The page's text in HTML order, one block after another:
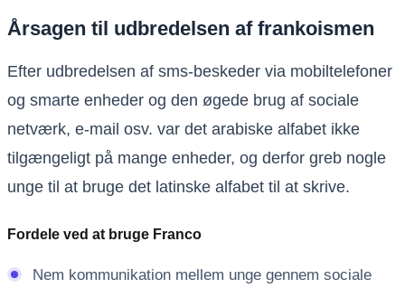
Årsagen til udbredelsen af ​​frankoismen
Efter udbredelsen af ​​sms-beskeder via mobiltelefoner
og smarte enheder og den øgede brug af sociale
netværk, e-mail osv. var det arabiske alfabet ikke
tilgængeligt på mange enheder, og derfor greb nogle
unge til at bruge det latinske alfabet til at skrive.
Fordele ved at bruge Franco
Nem kommunikation mellem unge gennem sociale